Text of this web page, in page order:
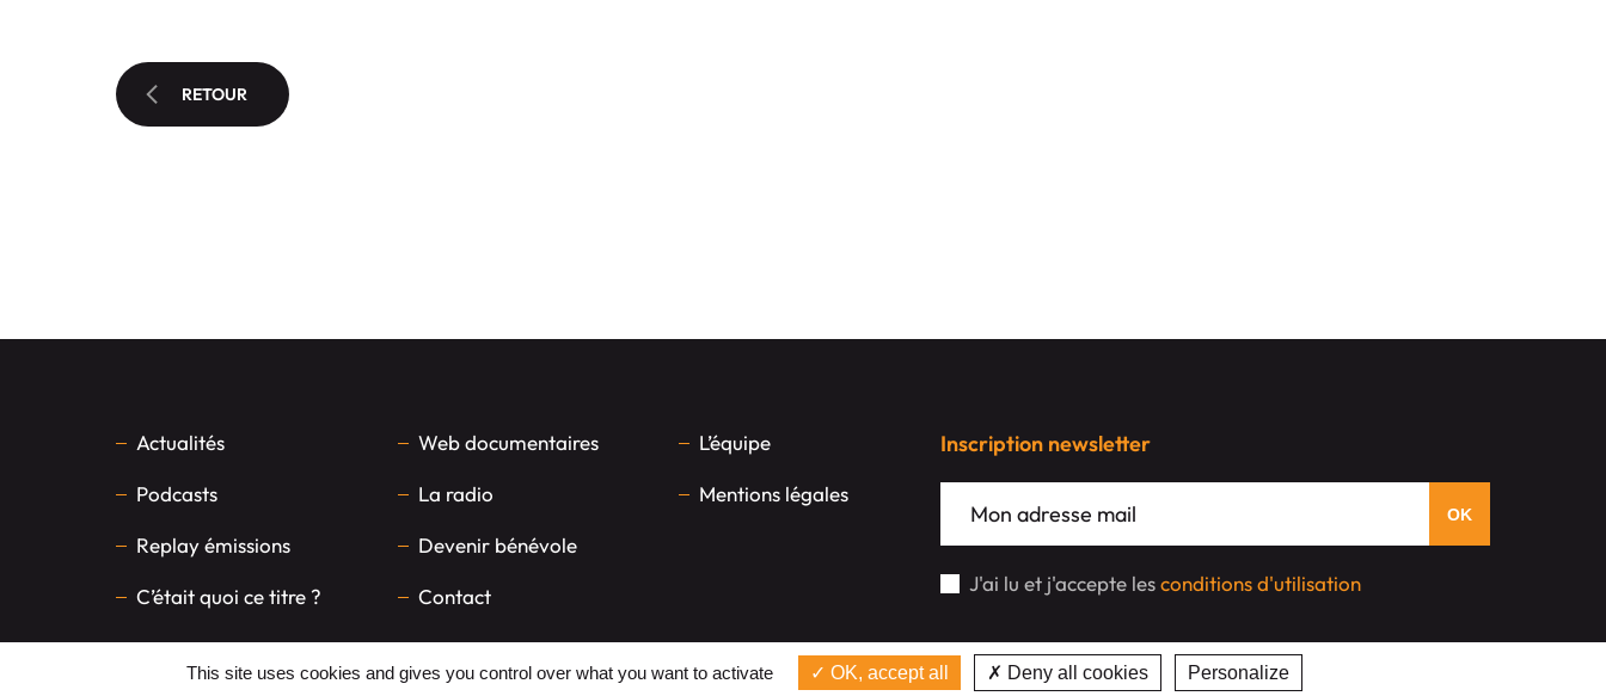
RETOUR
Actualités
Podcasts
Replay émissions
C’était quoi ce titre ?
Web documentaires
La radio
Devenir bénévole
Contact
L’équipe
Mentions légales
Inscription newsletter
J'ai lu et j'accepte lesconditions d'utilisation
This site uses cookies and gives you control over what you want to activate OK, accept all Deny all cookies Personalize